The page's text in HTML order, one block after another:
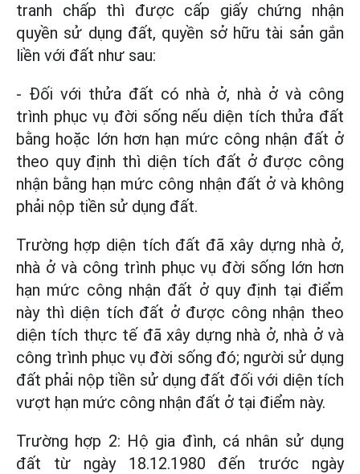
tranh chấp thì được cấp giấy chứng nhận
quyền sử dụng đất, quyền sở hữu tài sản gắn
liền với đất như sau:
- Đối với thửa đất có nhà ở, nhà ở và công
trình phục vụ đời sống nếu diện tích thửa đất
bằng hoặc lớn hơn hạn mức công nhận đất ở
theo quy định thì diện tích đất ở được công
nhận bằng hạn mức công nhận đất ở và không
phải nộp tiền sử dụng đất.
Trường hợp diện tích đất đã xây dựng nhà ở,
nhà ở và công trình phục vụ đời sống lớn hơn
hạn mức công nhận đất ở quy định tại điểm
này thì diện tích đất ở được công nhận theo
diện tích thực tế đã xây dựng nhà ở, nhà ở và
công trình phục vụ đời sống đó; người sử dụng
đất phải nộp tiền sử dụng đất đối với diện tích
vượt hạn mức công nhận đất ở tại điểm này.
Trường hợp 2: Hộ gia đình, cá nhân sử dụng
đất từ ngày 18.12.1980 đến trước ngày